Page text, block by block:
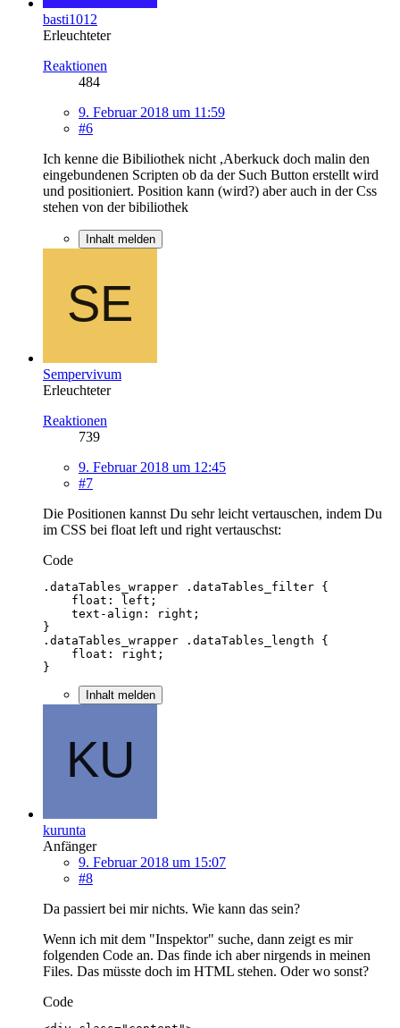
basti1012
Erleuchteter
Reaktionen
484
9. Februar 2018 um 11:59
#6
Ich kenne die Bibiliothek nicht ,Aberkuck doch malin den
eingebundenen Scripten ob da der Such Button erstellt wird
und positioniert. Position kann (wird?) aber auch in der Css
stehen von der bibiliothek
Inhalt melden
Sempervivum
Erleuchteter
Reaktionen
739
9. Februar 2018 um 12:45
#7
Die Positionen kannst Du sehr leicht vertauschen, indem Du
im CSS bei float left und right vertauschst:
Code
}
Inhalt melden
kurunta
Anfänger
9. Februar 2018 um 15:07
#8
Da passiert bei mir nichts. Wie kann das sein?
Wenn ich mit dem "Inspektor" suche, dann zeigt es mir
folgenden Code an. Das finde ich aber nirgends in meinen
Files. Das müsste doch im HTML stehen. Oder wo sonst?
Code